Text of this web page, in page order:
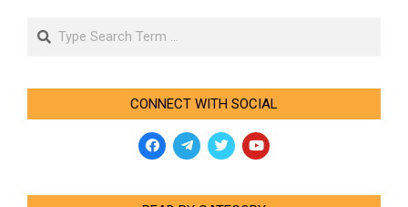
Search
CONNECT WITH SOCIAL